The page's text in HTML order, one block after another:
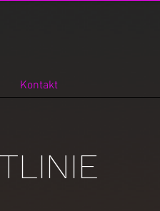
Kontakt